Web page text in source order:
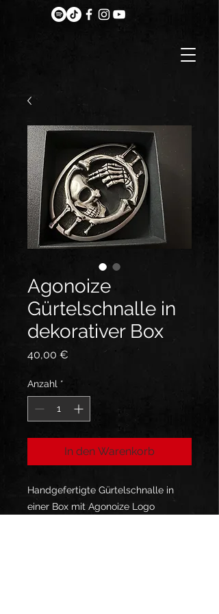
Agonoize
Gürtelschnalle in
dekorativer Box
40,00 €
Anzahl *
In den Warenkorb
Handgefertigte Gürtelschnalle in
einer Box mit Agonoize Logo